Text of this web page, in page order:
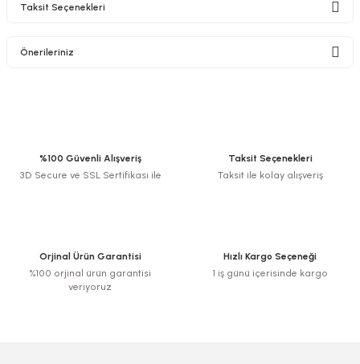
Taksit Seçenekleri
Önerileriniz
Ürün resmi kalitesiz, bozuk veya görüntülenemiyor.
Bu ürüne benzer farklı alternatifler olmalı.
%100 Güvenli Alışveriş
3D Secure ve SSL Sertifikası ile
Taksit Seçenekleri
Taksit ile kolay alışveriş
Orjinal Ürün Garantisi
%100 orjinal ürün garantisi
veriyoruz
Hızlı Kargo Seçeneği
1 iş günü içerisinde kargo